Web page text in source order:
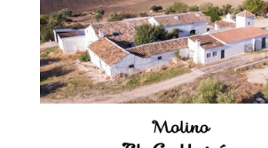
El Frente Popular. Ubrique,
1936
Juntar las letras. La alfabetización
campo: del afán de saber a la